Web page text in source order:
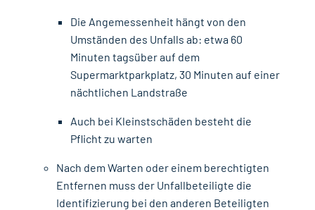
Die Angemessenheit hängt von den
Umständen des Unfalls ab: etwa 60
Minuten tagsüber auf dem
Supermarktparkplatz, 30 Minuten auf einer
nächtlichen Landstraße
Auch bei Kleinstschäden besteht die
Pflicht zu warten
Nach dem Warten oder einem berechtigten
Entfernen muss der Unfallbeteiligte die
Identifizierung bei den anderen Beteiligten